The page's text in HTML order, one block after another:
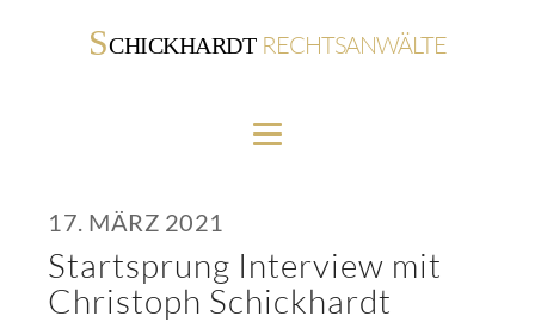
SCHICKHARDT RECHTSANWÄLTE
17. MÄRZ 2021
Startsprung Interview mit
Christoph Schickhardt